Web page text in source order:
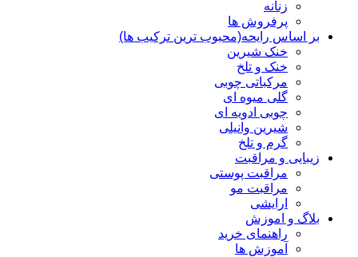
زنانه
پرفروش ها
بر اساس رایحه(محبوب ترین ترکیب ها)
خنک شیرین
خنک و تلخ
مرکباتی چوبی
گلی میوه ای
چوبی ادویه ای
شیرین وانیلی
گرم و تلخ
زیبایی و مراقبت
مراقبت پوستی
مراقبت مو
ارایشی
بلاگ و اموزش
راهنمای خرید
آموزش ها